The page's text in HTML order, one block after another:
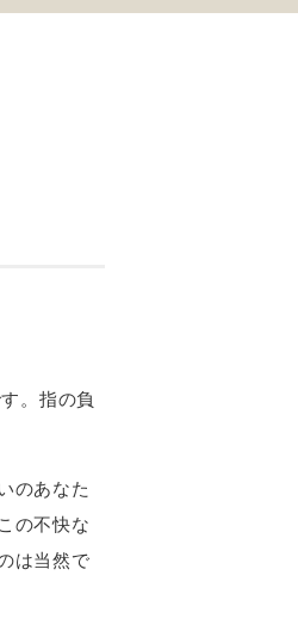
。指の負
のあなた
の不快な
は当然で